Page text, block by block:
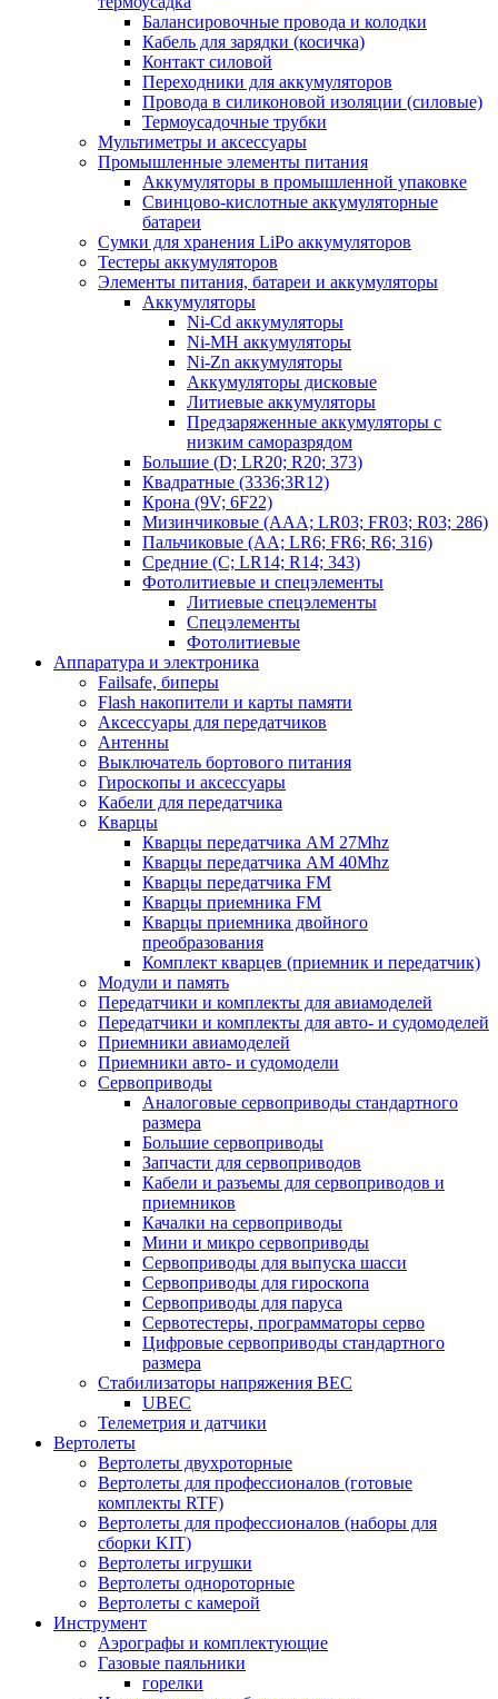
Балансировочные провода и колодки
Кабель для зарядки (косичка)
Контакт силовой
Переходники для аккумуляторов
Провода в силиконовой изоляции (силовые)
Термоусадочные трубки
Мультиметры и аксессуары
Промышленные элементы питания
Аккумуляторы в промышленной упаковке
Свинцово-кислотные аккумуляторные
батареи
Сумки для хранения LiPo аккумуляторов
Тестеры аккумуляторов
Элементы питания, батареи и аккумуляторы
Аккумуляторы
Ni-Cd аккумуляторы
Ni-MH аккумуляторы
Ni-Zn аккумуляторы
Аккумуляторы дисковые
Литиевые аккумуляторы
Предзаряженные аккумуляторы с
низким саморазрядом
Большие (D; LR20; R20; 373)
Квадратные (3336;3R12)
Крона (9V; 6F22)
Мизинчиковые (AAA; LR03; FR03; R03; 286)
Пальчиковые (AA; LR6; FR6; R6; 316)
Средние (C; LR14; R14; 343)
Фотолитиевые и спецэлементы
Литиевые спецэлементы
Спецэлементы
Фотолитиевые
Аппаратура и электроника
Failsafe, биперы
Flash накопители и карты памяти
Аксессуары для передатчиков
Антенны
Выключатель бортового питания
Гироскопы и аксессуары
Кабели для передатчика
Кварцы
Кварцы передатчика AM 27Mhz
Кварцы передатчика AM 40Mhz
Кварцы передатчика FM
Кварцы приемника FM
Кварцы приемника двойного
преобразования
Комплект кварцев (приемник и передатчик)
Модули и память
Передатчики и комплекты для авиамоделей
Передатчики и комплекты для авто- и судомоделей
Приемники авиамоделей
Приемники авто- и судомодели
Сервоприводы
Аналоговые сервоприводы стандартного
размера
Большие сервоприводы
Запчасти для сервоприводов
Кабели и разъемы для сервоприводов и
приемников
Качалки на сервоприводы
Мини и микро сервоприводы
Сервоприводы для выпуска шасси
Сервоприводы для гироскопа
Сервоприводы для паруса
Сервотестеры, программаторы серво
Цифровые сервоприводы стандартного
размера
Стабилизаторы напряжения BEC
UBEC
Телеметрия и датчики
Вертолеты
Вертолеты двухроторные
Вертолеты для профессионалов (готовые
комплекты RTF)
Вертолеты для профессионалов (наборы для
сборки KIT)
Вертолеты игрушки
Вертолеты однороторные
Вертолеты с камерой
Инструмент
Аэрографы и комплектующие
Газовые паяльники
горелки